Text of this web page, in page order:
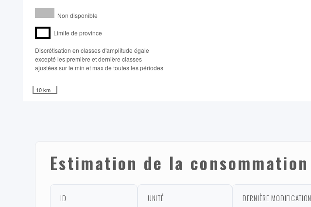
Non disponible
Limite de province
Discrétisation en classes d'amplitude égale​
excepté les première et dernière classes
ajustées sur le min et max de toutes les périodes
10 km
Estimation de la
ID UNITÉ DERNIÈRE MODIFICATION